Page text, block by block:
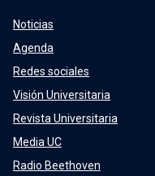
Noticias
Agenda
Redes sociales
Visión Universitaria
Revista Universitaria
Media UC
Radio Beethoven